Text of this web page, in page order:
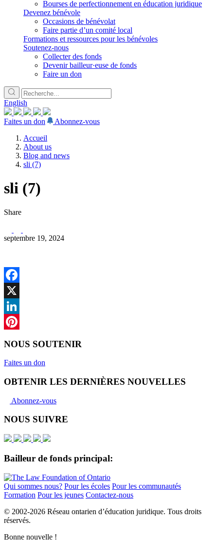
Bourses de perfectionnement en éducation juridique
Devenez bénévole
Occasions de bénévolat
Faire partie d’un comité local
Formations et ressources pour les bénévoles
Soutenez-nous
Collecter des fonds
Devenir bailleur·euse de fonds
Faire un don
English
Faites un don
Abonnez-vous
Accueil
About us
Blog and news
sli (7)
sli (7)
Share
septembre 19, 2024
Facebook
X
LinkedIn
NOUS SOUTENIR
Faites un don
OBTENIR LES DERNIÈRES NOUVELLES
Abonnez-vous
NOUS SUIVRE
Bailleur de fonds principal:
Qui sommes nous? Pour les écoles Pour les communautés
Formation Pour les jeunes Contactez-nous
© 2002-2026 Réseau ontarien d’éducation juridique. Tous droits
réservés.
Bonne nouvelle !